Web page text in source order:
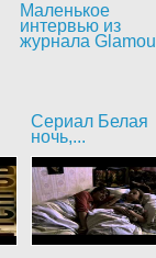
Маленькое
интервью из
журнала
Сериал Белая
ночь,...